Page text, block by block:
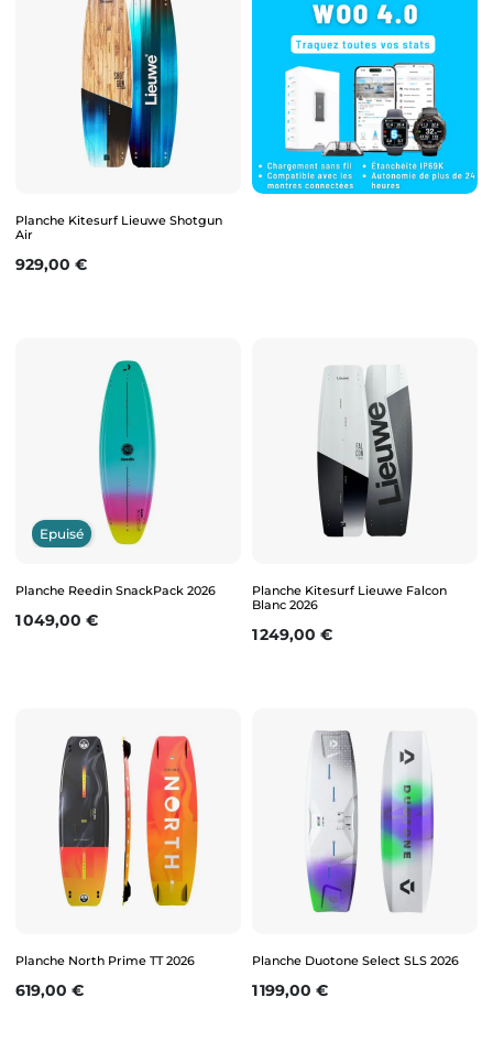
Planche Kitesurf Lieuwe Shotgun
Air
Prix
929,00 €
Epuisé
Planche Reedin SnackPack 2026
Prix
1 049,00 €
Planche Kitesurf Lieuwe Falcon
Blanc 2026
Prix
1 249,00 €
Planche North Prime TT 2026
Prix
619,00 €
Planche Duotone Select SLS 2026
Prix
1 199,00 €